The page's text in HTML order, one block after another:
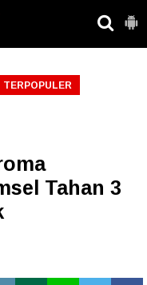
TERPOPULER
Tahan 3